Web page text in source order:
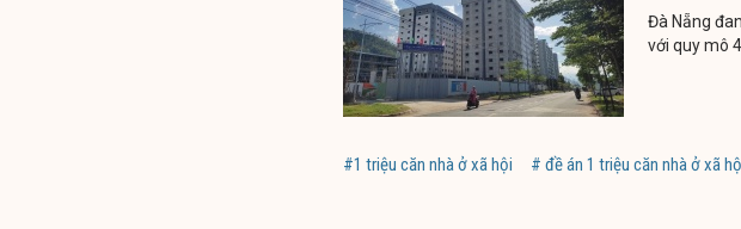
Đà Nẵng
với quy mô
#1 triệu căn nhà ở xã hội # đề án 1 triệu căn nhà ở xã